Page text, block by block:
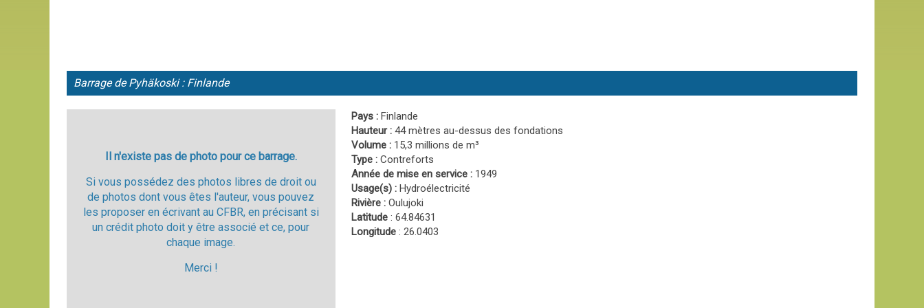
Barrage de Pyhäkoski : Finlande
Il n'existe pas de photo pour ce barrage.
Si vous possédez des photos libres de droit ou
de photos dont vous êtes l'auteur, vous pouvez
les proposer en écrivant au CFBR, en précisant si
un crédit photo doit y être associé et ce, pour
chaque image.
Merci !
Pays : Finlande
Hauteur : 44 mètres au-dessus des fondations
Volume : 15,3 millions de m³
Type : Contreforts
Année de mise en service : 1949
Usage(s) : Hydroélectricité
Rivière : Oulujoki
Latitude : 64.84631
Longitude : 26.0403